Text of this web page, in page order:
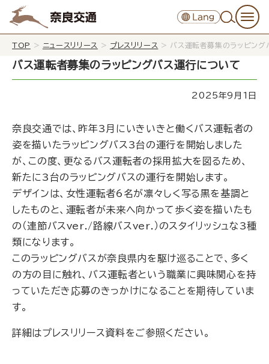
TOP > ニュースリリース > プレスリリース > バス運転者募集のラッピン
バス運転者募集のラッピングバス運行について
2025年9月1日
奈良交通では、昨年3月にいきいきと働くバス運転者の
姿を描いたラッピングバス3台の運行を開始しました
が、この度、更なるバス運転者の採用拡大を図るため、
新たに3台のラッピングバスの運行を開始します。
デザインは、女性運転者6名が凛々しく写る黒を基調と
したものと、運転者が未来へ向かって歩く姿を描いたも
の（連節バスver./路線バスver.）のスタイリッシュな3種
類になります。
このラッピングバスが奈良県内を駆け巡ることで、多く
の方の目に触れ、バス運転者という職業に興味関心を持
っていただき応募のきっかけになることを期待していま
す。
詳細はプレスリリース資料をご参照ください。